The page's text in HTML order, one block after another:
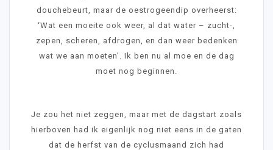
douchebeurt, maar de oestrogeendip overheerst:
‘Wat een moeite ook weer, al dat water – zucht-,
zepen, scheren, afdrogen, en dan weer bedenken
wat we aan moeten’. Ik ben nu al moe en de dag
moet nog beginnen.
Je zou het niet zeggen, maar met de dagstart zoals
hierboven had ik eigenlijk nog niet eens in de gaten
dat de herfst van de cyclusmaand zich had